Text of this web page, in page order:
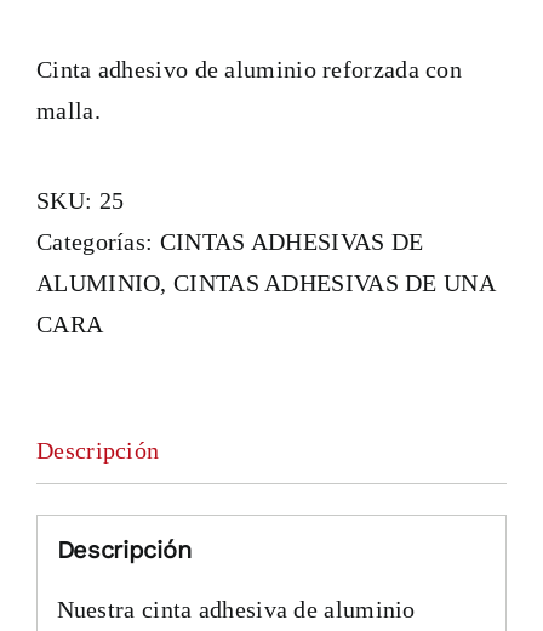
Contactar
Cinta adhesivo de aluminio reforzada con
malla.
SKU: 25
Categorías: CINTAS ADHESIVAS DE
ALUMINIO,CINTAS ADHESIVAS DE UNA
CARA
Descripción
Descripción
Nuestra cinta adhesiva de aluminio